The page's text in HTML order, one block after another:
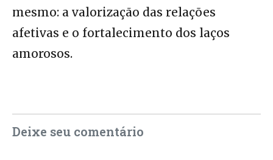
mesmo: a valorização das relações
afetivas e o fortalecimento dos laços
amorosos.
Deixe seu comentário